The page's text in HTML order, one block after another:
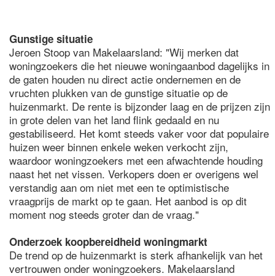
Gunstige situatie
Jeroen Stoop van Makelaarsland: "Wij merken dat
woningzoekers die het nieuwe woningaanbod dagelijks in
de gaten houden nu direct actie ondernemen en de
vruchten plukken van de gunstige situatie op de
huizenmarkt. De rente is bijzonder laag en de prijzen zijn
in grote delen van het land flink gedaald en nu
gestabiliseerd. Het komt steeds vaker voor dat populaire
huizen weer binnen enkele weken verkocht zijn,
waardoor woningzoekers met een afwachtende houding
naast het net vissen. Verkopers doen er overigens wel
verstandig aan om niet met een te optimistische
vraagprijs de markt op te gaan. Het aanbod is op dit
moment nog steeds groter dan de vraag."
Onderzoek koopbereidheid woningmarkt
De trend op de huizenmarkt is sterk afhankelijk van het
vertrouwen onder woningzoekers. Makelaarsland